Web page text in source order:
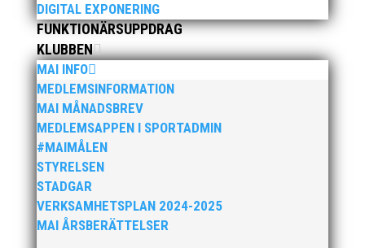
DIGITAL EXPONERING
FUNKTIONÄRSUPPDRAG
KLUBBEN
MAI INFO
MEDLEMSINFORMATION
MAI MÅNADSBREV
MEDLEMSAPPEN I SPORTADMIN
#MAIMÅLEN
STYRELSEN
STADGAR
VERKSAMHETSPLAN 2024-2025
MAI ÅRSBERÄTTELSER
Som traditionen bjuder så var vi ett helt gäng löpare
från MAI RUNNERS som sprang det mysiga
Sylvesterloppet på självaste nyårsafton. Formen är
enkel, ett eller två varv runt Pildammsparken (2,7 km
respektive 5,4 kilometer), med tidtagning på de fem
främsta i varje...
Klubbchef – Malmö Allmänna Idrottsförening (MAI)
Vill du vara med och skapa glädje, gemenskap och